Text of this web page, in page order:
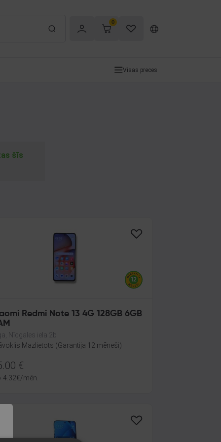
0
Visas preces
šīs
Redmi Note 13 4G 128GB 6GB
Nīcgales iela 2b
Mazlietots (Garantija 12 mēneši)
€
4.32€/mēn.